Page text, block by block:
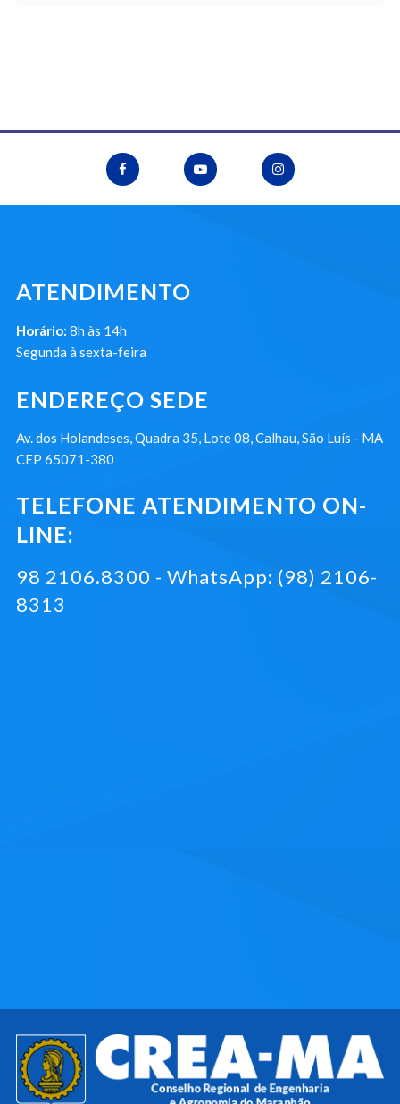
ATENDIMENTO
Horário: 8h às 14h
Segunda à sexta-feira
ENDEREÇO SEDE
Av. dos Holandeses, Quadra 35, Lote 08, Calhau, São Luís - MA
CEP 65071-380
TELEFONE ATENDIMENTO ON-
LINE:
98 2106.8300 - WhatsApp: (98) 2106-
8313